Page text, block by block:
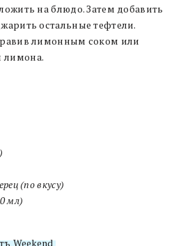
на блюдо. Затем добавить
остальные тефтели.
лимонным соком или
лимона.
(по вкусу)
мл)
Weekend